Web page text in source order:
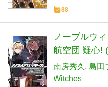
88
ノーブルウ
航空団 疑心!
南房秀久
島田
Witches